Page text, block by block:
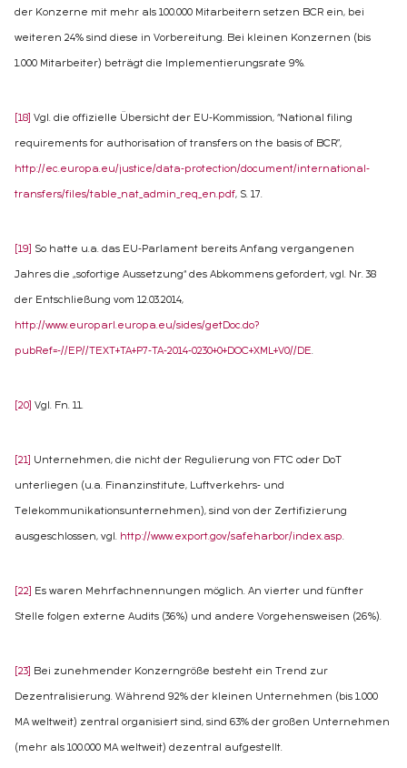
der Konzerne mit mehr als 100.000 Mitarbeitern setzen BCR ein, bei
weiteren 24% sind diese in Vorbereitung. Bei kleinen Konzernen (bis
1.000 Mitarbeiter) beträgt die Implementierungsrate 9%.
[18] Vgl. die offizielle Übersicht der EU-Kommission, “National filing
requirements for authorisation of transfers on the basis of BCR”,
http://ec.europa.eu/justice/data-protection/document/international-
transfers/files/table_nat_admin_req_en.pdf, S. 17.
[19] So hatte u.a. das EU-Parlament bereits Anfang vergangenen
Jahres die „sofortige Aussetzung“ des Abkommens gefordert, vgl. Nr. 38
der Entschließung vom 12.03.2014,
http://www.europarl.europa.eu/sides/getDoc.do?
pubRef=-//EP//TEXT+TA+P7-TA-2014-0230+0+DOC+XML+V0//DE.
[20] Vgl. Fn. 11.
[21] Unternehmen, die nicht der Regulierung von FTC oder DoT
unterliegen (u.a. Finanzinstitute, Luftverkehrs- und
Telekommunikationsunternehmen), sind von der Zertifizierung
ausgeschlossen, vgl. http://www.export.gov/safeharbor/index.asp.
[22] Es waren Mehrfachnennungen möglich. An vierter und fünfter
Stelle folgen externe Audits (36%) und andere Vorgehensweisen (26%).
[23] Bei zunehmender Konzerngröße besteht ein Trend zur
Dezentralisierung. Während 92% der kleinen Unternehmen (bis 1.000
MA weltweit) zentral organisiert sind, sind 63% der großen Unternehmen
(mehr als 100.000 MA weltweit) dezentral aufgestellt.